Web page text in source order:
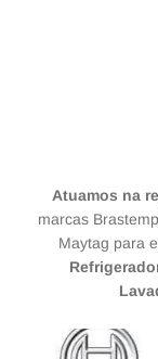
Atuamos na
marcas
Maytag para